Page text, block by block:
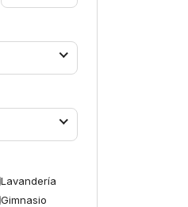
Lavandería
Gimnasio